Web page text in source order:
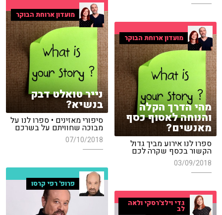
מועדון ארוחת הבוקר
נייר טואלט דבק
בנשיא?
סיפורי מאזינים • ספרו לנו על
מבוכה שחוויתם על בשרכם
07/10/2018
מועדון ארוחת הבוקר
מהי הדרך הקלה
והנוחה לאסוף כסף
מאנשים?
ספרו לנו אירוע מביך גדול
הקשור בכסף שקרה לכם
03/09/2018
פרופ' רפי קרסו
גדי וילצ'רסקי ולאה
לב